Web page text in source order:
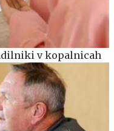
v kopalnicah